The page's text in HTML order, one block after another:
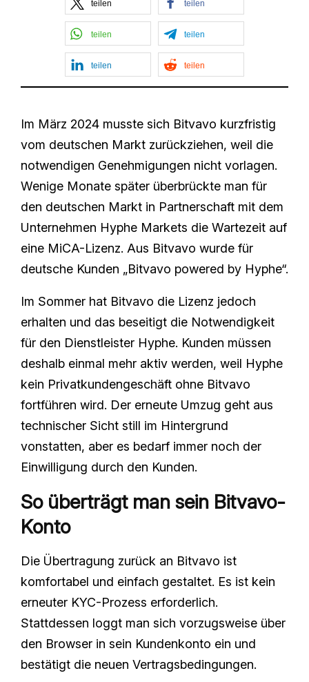
teilen teilen
teilen teilen
teilen teilen
Im März 2024 musste sich Bitvavo kurzfristig
vom deutschen Markt zurückziehen, weil die
notwendigen Genehmigungen nicht vorlagen.
Wenige Monate später überbrückte man für
den deutschen Markt in Partnerschaft mit dem
Unternehmen Hyphe Markets die Wartezeit auf
eine MiCA-Lizenz. Aus Bitvavo wurde für
deutsche Kunden „Bitvavo powered by Hyphe“.
Im Sommer hat Bitvavo die Lizenz jedoch
erhalten und das beseitigt die Notwendigkeit
für den Dienstleister Hyphe. Kunden müssen
deshalb einmal mehr aktiv werden, weil Hyphe
kein Privatkundengeschäft ohne Bitvavo
fortführen wird. Der erneute Umzug geht aus
technischer Sicht still im Hintergrund
vonstatten, aber es bedarf immer noch der
Einwilligung durch den Kunden.
So überträgt man sein Bitvavo-
Konto
Die Übertragung zurück an Bitvavo ist
komfortabel und einfach gestaltet. Es ist kein
erneuter KYC-Prozess erforderlich.
Stattdessen loggt man sich vorzugsweise über
den Browser in sein Kundenkonto ein und
bestätigt die neuen Vertragsbedingungen.